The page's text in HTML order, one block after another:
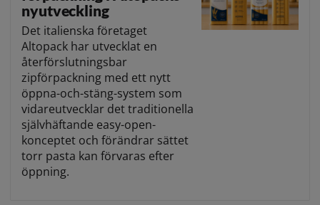
nyutveckling
Det italienska företaget
Altopack har utvecklat en
återförslutningsbar
zipförpackning med ett nytt
öppna-och-stäng-system som
vidareutvecklar det traditionella
självhäftande easy-open-
konceptet och förändrar sättet
torr pasta kan förvaras efter
öppning.